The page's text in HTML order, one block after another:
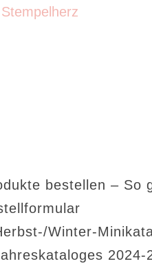
bestellen – So
Winter-
2024-